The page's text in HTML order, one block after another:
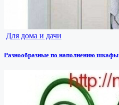
Для дома и дачи
Разнообразные по наполнению шкафы